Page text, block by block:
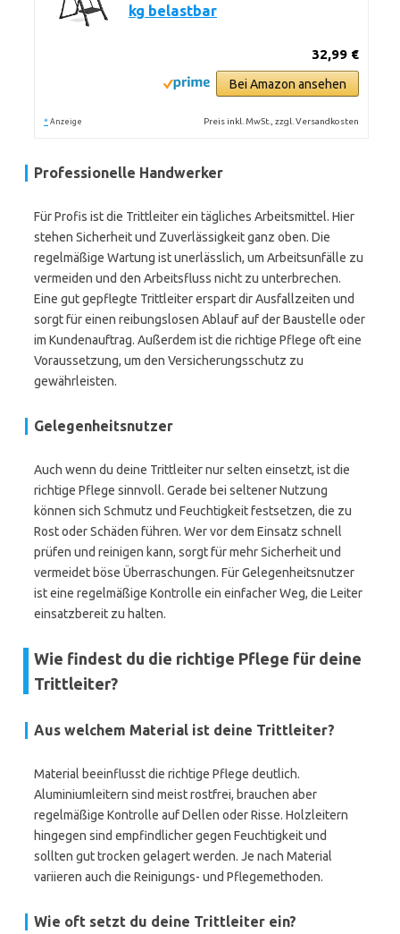
kg belastbar
32,99 €
Bei Amazon ansehen
* Anzeige Preis inkl. MwSt., zzgl. Versandkosten
Professionelle Handwerker
Für Profis ist die Trittleiter ein tägliches Arbeitsmittel. Hier
stehen Sicherheit und Zuverlässigkeit ganz oben. Die
regelmäßige Wartung ist unerlässlich, um Arbeitsunfälle zu
vermeiden und den Arbeitsfluss nicht zu unterbrechen.
Eine gut gepflegte Trittleiter erspart dir Ausfallzeiten und
sorgt für einen reibungslosen Ablauf auf der Baustelle oder
im Kundenauftrag. Außerdem ist die richtige Pflege oft eine
Voraussetzung, um den Versicherungsschutz zu
gewährleisten.
Gelegenheitsnutzer
Auch wenn du deine Trittleiter nur selten einsetzt, ist die
richtige Pflege sinnvoll. Gerade bei seltener Nutzung
können sich Schmutz und Feuchtigkeit festsetzen, die zu
Rost oder Schäden führen. Wer vor dem Einsatz schnell
prüfen und reinigen kann, sorgt für mehr Sicherheit und
vermeidet böse Überraschungen. Für Gelegenheitsnutzer
ist eine regelmäßige Kontrolle ein einfacher Weg, die Leiter
einsatzbereit zu halten.
Wie findest du die richtige Pflege für deine
Trittleiter?
Aus welchem Material ist deine Trittleiter?
Material beeinflusst die richtige Pflege deutlich.
Aluminiumleitern sind meist rostfrei, brauchen aber
regelmäßige Kontrolle auf Dellen oder Risse. Holzleitern
hingegen sind empfindlicher gegen Feuchtigkeit und
sollten gut trocken gelagert werden. Je nach Material
variieren auch die Reinigungs- und Pflegemethoden.
Wie oft setzt du deine Trittleiter ein?